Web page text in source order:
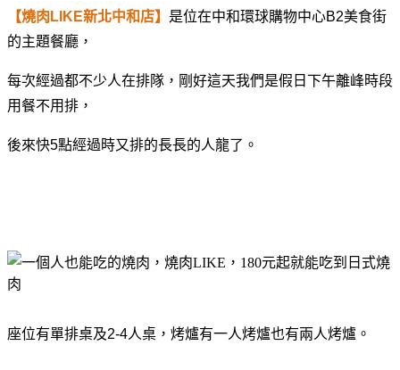
【燒肉LIKE新北中和店】 是位在中和環球購物中心B2美食街
的主題餐廳，
每次經過都不少人在排隊，剛好這天我們是假日下午離峰時段
用餐不用排，
後來快5點經過時又排的長長的人龍了。
座位有單排桌及2-4人桌，烤爐有一人烤爐也有兩人烤爐。